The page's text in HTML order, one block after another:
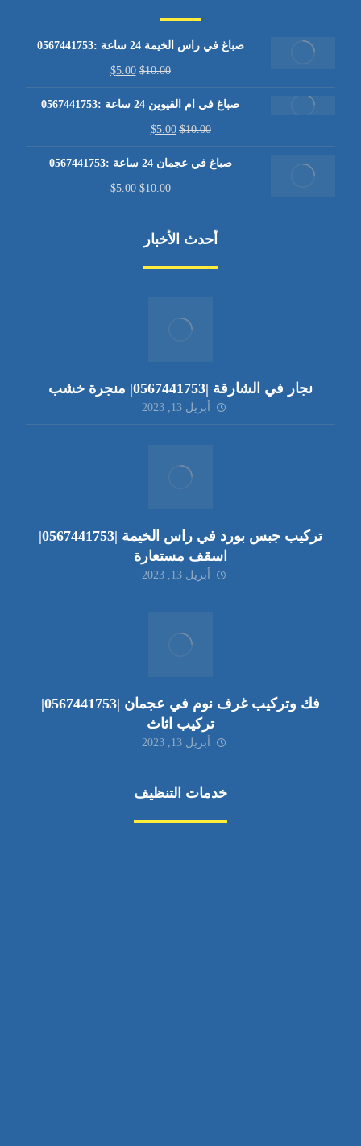
صباغ في راس الخيمة 24 ساعة :0567441753
$10.00
$5.00
صباغ في ام القيوين 24 ساعة :0567441753
$10.00
$5.00
صباغ في عجمان 24 ساعة :0567441753
$10.00
$5.00
أحدث الأخبار
نجار في الشارقة |0567441753| منجرة خشب
أبريل 13, 2023
تركيب جبس بورد في راس الخيمة |0567441753|
اسقف مستعارة
أبريل 13, 2023
فك وتركيب غرف نوم في عجمان |0567441753|
تركيب اثاث
أبريل 13, 2023
خدمات التنظيف